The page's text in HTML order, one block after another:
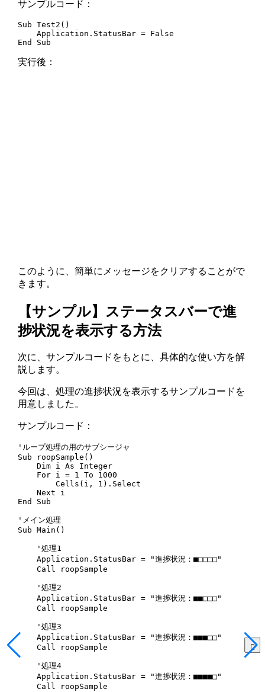
サンプルコード：
Sub Test2()
    Application.StatusBar = False
End Sub
実行後：
このように、簡単にメッセージをクリアすることがで
きます。
【サンプル】ステータスバーで進
捗状況を表示する方法
次に、サンプルコードをもとに、具体的な使い方を解
説します。
今回は、処理の進捗状況を表示するサンプルコードを
用意しました。
サンプルコード：
'ループ処理の用のサブシージャ
Sub roopSample()
    Dim i As Integer
    For i = 1 To 1000
        Cells(i, 1).Select
    Next i
End Sub
'メイン処理
Sub Main()
    '処理1
    Application.StatusBar = "進捗状況：■□□□□"
    Call roopSample
    '処理2
    Application.StatusBar = "進捗状況：■■□□□"
    Call roopSample
    '処理3
    Application.StatusBar = "進捗状況：■■■□□"
    Call roopSample
    '処理4
    Application.StatusBar = "進捗状況：■■■■□"
    Call roopSample